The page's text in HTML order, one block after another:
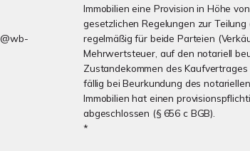
Immobilien eine Provision in Höhe
gesetzlichen Regelungen zur
regelmäßig für beide Parteien
Mehrwertsteuer, auf den notariell
Zustandekommen des
fällig bei Beurkundung des
Immobilien hat einen
abgeschlossen (§ 656 c BGB).
*